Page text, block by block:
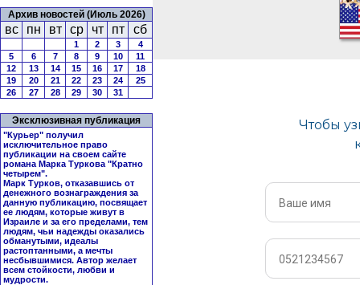
Архив новостей (Июль 2026)
вс пн вт ср чт пт сб
1 2 3
4
5
6 7 8 9 10
11
12
13 14 15 16 17
18
19
20 21 22 23 24
25
26
27 28 29 30 31
Эксклюзивная публикация
"Курьер" получил
исключительное право
публикации на своем сайте
романа Марка Туркова "Кратно
четырем".
Марк Турков, отказавшись от
денежного вознаграждения за
данную публикацию, посвящает
ее людям, которые живут в
Израиле и за его пределами, тем
людям, чьи надежды оказались
обманутыми, идеалы
растоптанными, а мечты
несбывшимися. Автор желает
всем стойкости, любви и
мудрости.